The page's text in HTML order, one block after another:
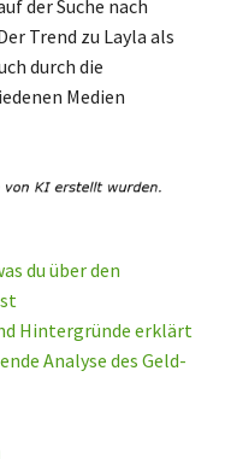
der Suche nach
Trend zu Layla als
durch die
Medien
du über den
Hintergründe erklärt
Analyse des Geld-